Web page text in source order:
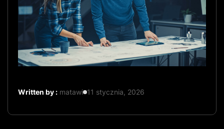
Written by : matawi 11 stycznia, 2026